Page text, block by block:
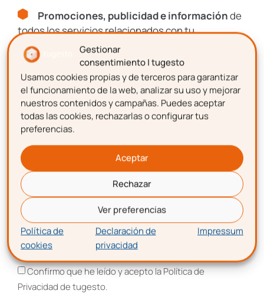
Gestionar
consentimiento | tugesto
Usamos cookies propias y de terceros para garantizar
el funcionamiento de la web, analizar su uso y mejorar
nuestros contenidos y campañas. Puedes aceptar
todas las cookies, rechazarlas o configurar tus
preferencias.
Aceptar
Rechazar
Ver preferencias
Política de
cookies
Declaración de
privacidad
Impressum
Descarga gratis
plantilla para hacer una
nómina
Promociones, publicidad e informaciónde
todos los servicios relacionados con tu
emprendimiento.
Nombre
Apellidos
Correo electrónico
Aceptación de términos y condiciones
Confirmo que he leído y acepto la Política de
Privacidad de tugesto.